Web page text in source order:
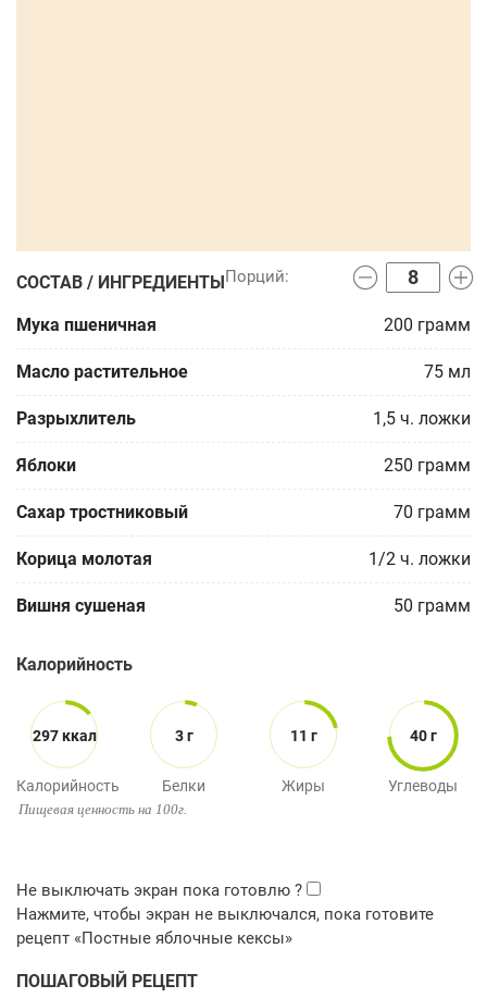
СОСТАВ / ИНГРЕДИЕНТЫ
Мука пшеничная 200 грамм
Масло растительное 75 мл
Разрыхлитель 1,5 ч. ложки
Яблоки 250 грамм
Сахар тростниковый 70 грамм
Корица молотая 1/2 ч. ложки
Вишня сушеная 50 грамм
Калорийность
297 ккал
Калорийность
3 г
Белки
11 г
Жиры
40 г
Углеводы
Пищевая ценность на 100г.
ПОШАГОВЫЙ РЕЦЕПТ